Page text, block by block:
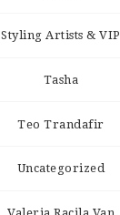
Styling Artists & VIP
Tasha
Teo Trandafir
Uncategorized